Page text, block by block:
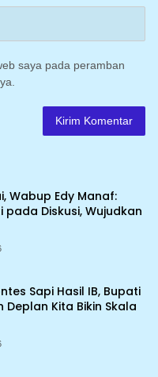
saya pada peramban
Wabup Edy Manaf:
pada Diskusi, Wujudkan
Sapi Hasil IB, Bupati
Deplan Kita Bikin Skala